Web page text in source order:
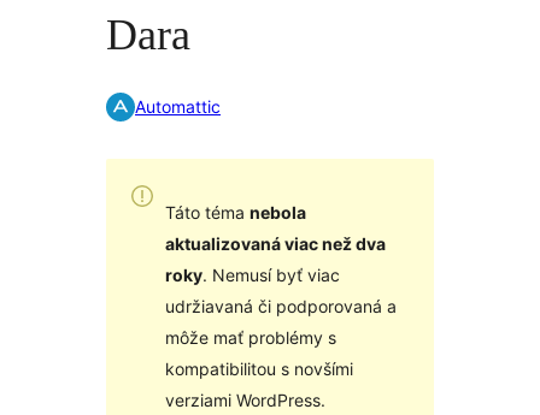
Dara
Automattic
Táto téma nebola
aktualizovaná viac než dva
roky. Nemusí byť viac
udržiavaná či podporovaná a
môže mať problémy s
kompatibilitou s novšími
verziami WordPress.